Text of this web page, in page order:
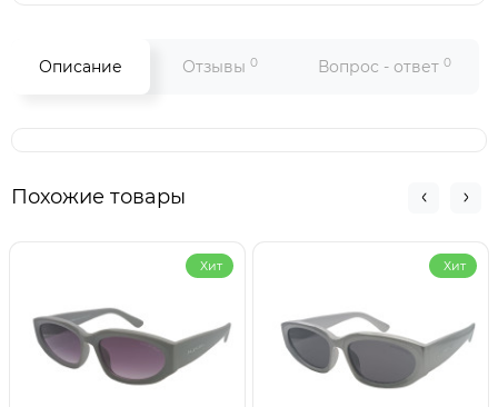
Описание Отзывы 0 Вопрос - ответ 0
Похожие товары
Хит Хит